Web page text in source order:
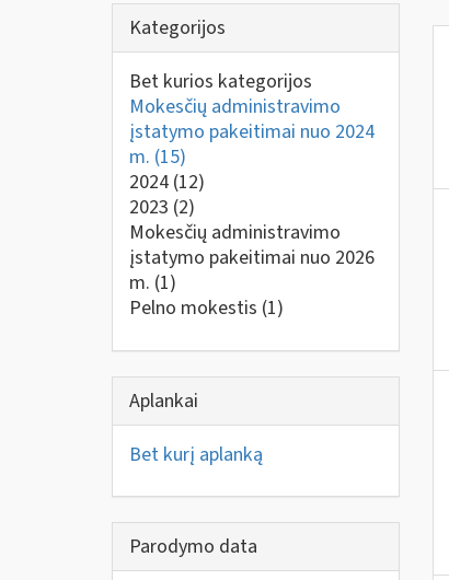
Kategorijos
Bet kurios kategorijos
Mokesčių administravimo
įstatymo pakeitimai nuo 2024
m. (15)
2024 (12)
2023 (2)
Mokesčių administravimo
įstatymo pakeitimai nuo 2026
m. (1)
Pelno mokestis (1)
Aplankai
Bet kurį aplanką
Parodymo data